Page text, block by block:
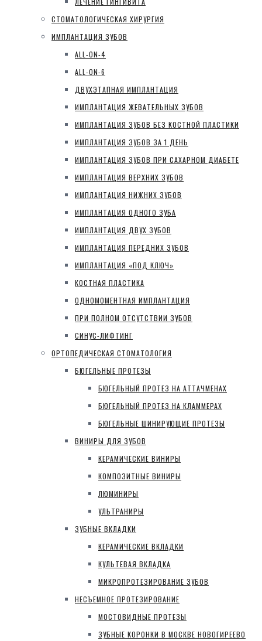
СТОМАТОЛОГИЧЕСКАЯ ХИРУРГИЯ
ИМПЛАНТАЦИЯ ЗУБОВ
ALL-ON-4
ALL-ON-6
ДВУХЭТАПНАЯ ИМПЛАНТАЦИЯ
ИМПЛАНТАЦИЯ ЖЕВАТЕЛЬНЫХ ЗУБОВ
ИМПЛАНТАЦИЯ ЗУБОВ БЕЗ КОСТНОЙ ПЛАСТИКИ
ИМПЛАНТАЦИЯ ЗУБОВ ЗА 1 ДЕНЬ
ИМПЛАНТАЦИЯ ЗУБОВ ПРИ САХАРНОМ ДИАБЕТЕ
ИМПЛАНТАЦИЯ ВЕРХНИХ ЗУБОВ
ИМПЛАНТАЦИЯ НИЖНИХ ЗУБОВ
ИМПЛАНТАЦИЯ ОДНОГО ЗУБА
ИМПЛАНТАЦИЯ ДВУХ ЗУБОВ
ИМПЛАНТАЦИЯ ПЕРЕДНИХ ЗУБОВ
ИМПЛАНТАЦИЯ «ПОД КЛЮЧ»
КОСТНАЯ ПЛАСТИКА
ОДНОМОМЕНТНАЯ ИМПЛАНТАЦИЯ
ПРИ ПОЛНОМ ОТСУТСТВИИ ЗУБОВ
СИНУС-ЛИФТИНГ
ОРТОПЕДИЧЕСКАЯ СТОМАТОЛОГИЯ
БЮГЕЛЬНЫЕ ПРОТЕЗЫ
БЮГЕЛЬНЫЙ ПРОТЕЗ НА АТТАЧМЕНАХ
БЮГЕЛЬНЫЙ ПРОТЕЗ НА КЛАММЕРАХ
БЮГЕЛЬНЫЕ ШИНИРУЮЩИЕ ПРОТЕЗЫ
ВИНИРЫ ДЛЯ ЗУБОВ
КЕРАМИЧЕСКИЕ ВИНИРЫ
КОМПОЗИТНЫЕ ВИНИРЫ
ЛЮМИНИРЫ
УЛЬТРАНИРЫ
ЗУБНЫЕ ВКЛАДКИ
КЕРАМИЧЕСКИЕ ВКЛАДКИ
КУЛЬТЕВАЯ ВКЛАДКА
МИКРОПРОТЕЗИРОВАНИЕ ЗУБОВ
НЕСЪЕМНОЕ ПРОТЕЗИРОВАНИЕ
МОСТОВИДНЫЕ ПРОТЕЗЫ
ЗУБНЫЕ КОРОНКИ В МОСКВЕ НОВОГИРЕЕВО